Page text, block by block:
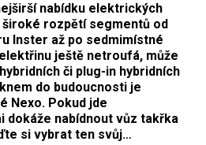
nabídku elektrických
rozpětí segmentů od
Inster až po sedmimístné
ještě netroufá, může
či plug-in hybridních
do budoucnosti je
Nexo. Pokud jde
dokáže nabídnout vůz takřka
si vybrat ten svůj…